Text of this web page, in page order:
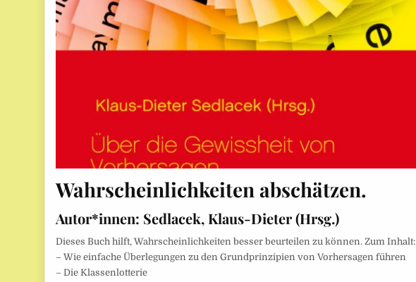
Wahrscheinlichkeiten abschätzen.
Autor*innen: Sedlacek, Klaus-Dieter (Hrsg.)
Dieses Buch hilft, Wahrscheinlichkeiten besser beurteilen zu können. Zum Inhalt:
– Wie einfache Überlegungen zu den Grundprinzipien von Vorhersagen führen
– Die Klassenlotterie